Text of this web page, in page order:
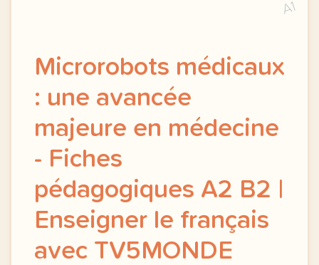
A1
Microrobots médicaux
: une avancée
majeure en médecine
- Fiches
pédagogiques A2 B2 |
Enseigner le français
avec TV5MONDE